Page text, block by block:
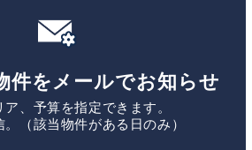
件をメールでお知らせ
ア、予算を指定できます。
。（該当物件がある日のみ）